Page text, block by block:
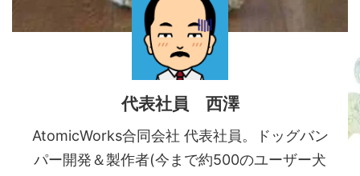
代表社員 西澤
AtomicWorks合同会社 代表社員。ドッグバン
パー開発＆製作者(今まで約500のユーザー犬